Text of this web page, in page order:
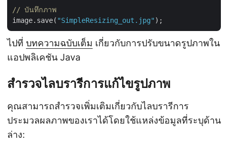
// บันทึกภาพ
image.save( "SimpleResizing_out.jpg"
ไปที่ บทความฉบับเต็ม เกี่ยวกับการปรับขนาดรูปภาพใน
แอปพลิเคชัน Java
สำรวจไลบรารีการแก้ไขรูปภาพ
คุณสามารถสำรวจเพิ่มเติมเกี่ยวกับไลบรารีการ
ประมวลผลภาพของเราได้โดยใช้แหล่งข้อมูลที่ระบุด้าน
ล่าง: